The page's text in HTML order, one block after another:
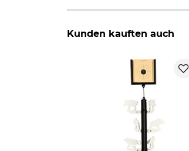
Kunden kauften auch